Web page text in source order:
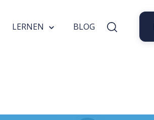
LERNEN BLOG